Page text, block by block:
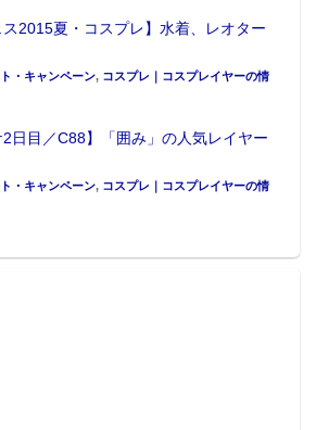
ス2015夏・コスプレ】水着、レオター
・キャンペーン, コスプレ｜コスプレイヤーの情
2日目／C88】「囲み」の人気レイヤー
・キャンペーン, コスプレ｜コスプレイヤーの情